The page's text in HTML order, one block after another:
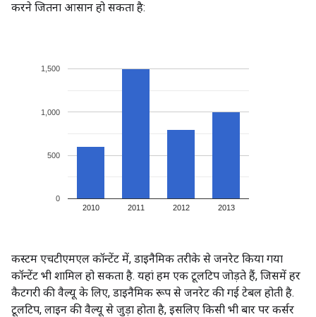
करने जितना आसान हो सकता है:
कस्टम एचटीएमएल कॉन्टेंट में, डाइनैमिक तरीके से जनरेट किया गया
कॉन्टेंट भी शामिल हो सकता है. यहां हम एक टूलटिप जोड़ते हैं, जिसमें हर
कैटगरी की वैल्यू के लिए, डाइनैमिक रूप से जनरेट की गई टेबल होती है.
टूलटिप, लाइन की वैल्यू से जुड़ा होता है, इसलिए किसी भी बार पर कर्सर